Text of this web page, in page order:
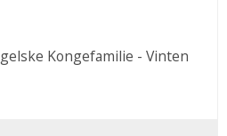
Kongefamilie - Vinten